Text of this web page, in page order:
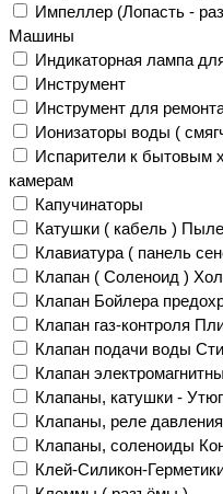
Импеллер (Лопасть -
Машины
Индикаторная лампа
Инструмент
Инструмент для
Ионизаторы воды (
Испарители к бытовым
камерам
Капучинаторы
Катушки ( кабель )
Клавиатура ( панель
Клапан ( Соленоид )
Клапан Бойлера
Клапан газ-контроля
Клапан подачи воды
Клапан
Клапаны, катушки -
Клапаны, реле
Клапаны, соленоиды
Клей-Силикон-